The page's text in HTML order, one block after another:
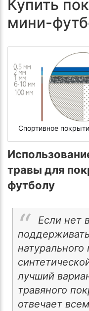
Купить
мини-
Спортивное
травы для
футболу
Если нет
натурального
лучший
травяного
отвечает